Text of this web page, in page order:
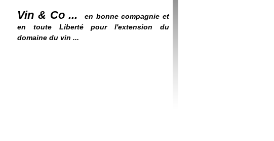
Vin & Co ...
en bonne compagnie et
en toute Liberté pour l'extension du
domaine du vin ...